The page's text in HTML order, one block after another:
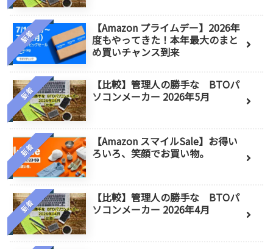
新着
【Amazon プライムデー】2026年
度もやってきた！本年最大のまと
め買いチャンス到来
新着
【比較】管理人の勝手な BTOパ
ソコンメーカー 2026年5月
新着
【Amazon スマイルSale】お得い
ろいろ、笑顔でお買い物。
新着
【比較】管理人の勝手な BTOパ
ソコンメーカー 2026年4月